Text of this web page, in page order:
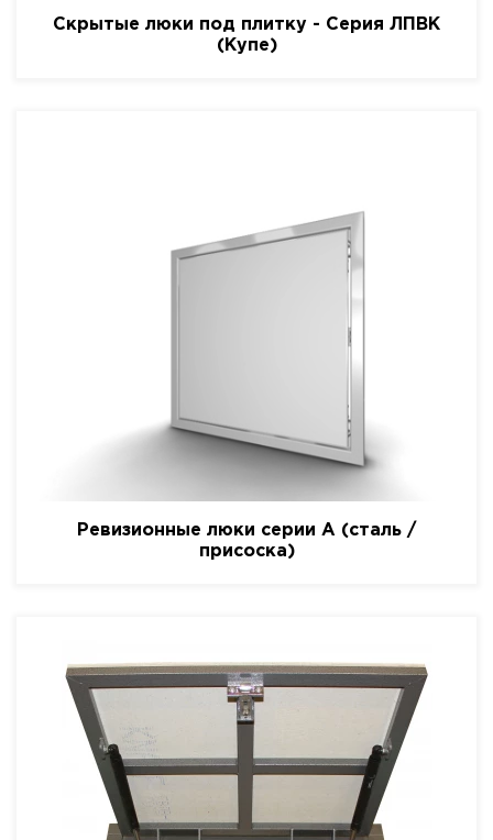
Скрытые люки под плитку - Серия ЛПВК
(Купе)
Ревизионные люки серии A (сталь /
присоска)